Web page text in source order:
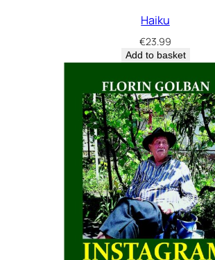
Haiku
€23.99
Add to basket